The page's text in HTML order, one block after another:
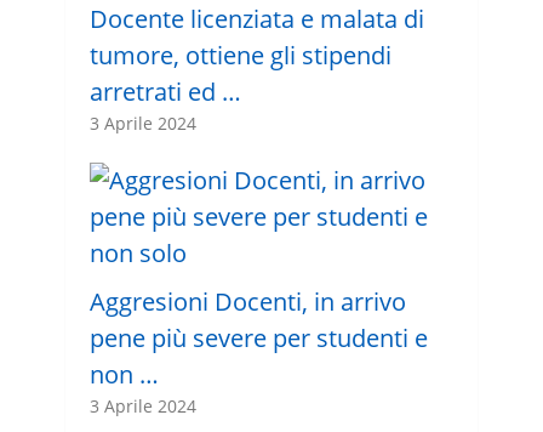
Docente licenziata e malata di
tumore, ottiene gli stipendi
arretrati ed …
3 Aprile 2024
Aggresioni Docenti, in arrivo
pene più severe per studenti e
non …
3 Aprile 2024